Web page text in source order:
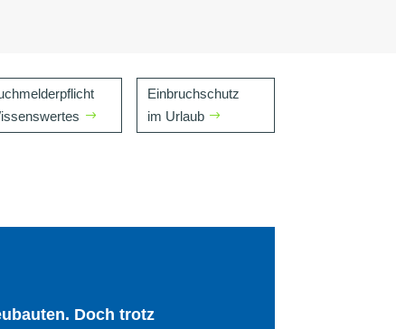
Einbruchschutz
im Urlaub
Doch trotz